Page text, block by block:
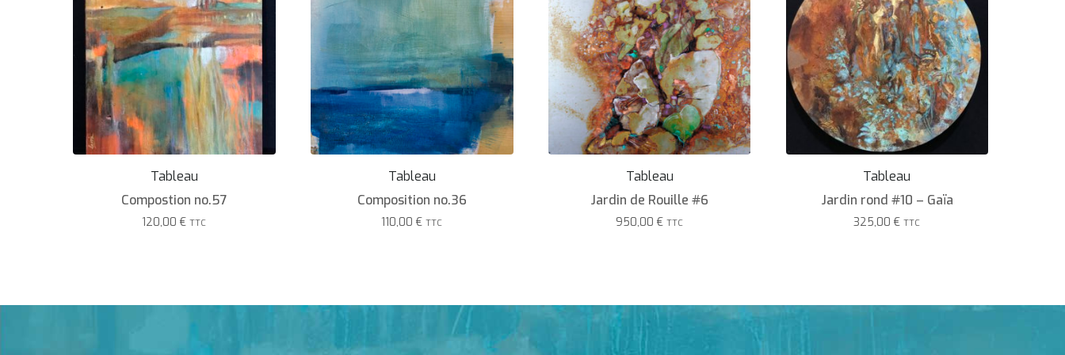
Tableau
Compostion no.57
120,00€ TTC
Tableau
Composition no.36
110,00€ TTC
Tableau
Jardin de Rouille #6
950,00€ TTC
Tableau
Jardin rond #10 – Gaïa
325,00€ TTC